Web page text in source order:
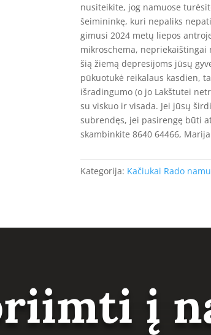
nusiteikite, jog namuose
šeimininkę, kuri nepaliks
gimusi 2024 metų liepos
mikroschema,
šią žiemą depresijoms jūsų
pūkuotukė reikalaus kasdien,
išradingumo (o jo Lakštutei
su viskuo ir visada. Jei jūsų
subrendęs, jei pasirengę būti
skambinkite 8640 64466,
Kategorija: Kačiukai Rado
į